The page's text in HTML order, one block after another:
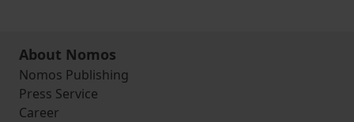
About Nomos
Nomos Publishing
Press Service
Career